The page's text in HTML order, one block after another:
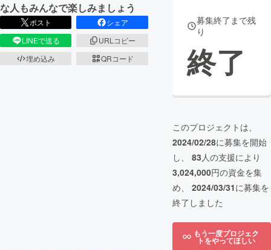
な人もみんなで楽しみましょう
ポスト
シェア
LINEで送る
URLコピー
埋め込み
QRコード
募集終了まで残
り
終了
このプロジェクトは、
2024/02/28に募集を開始
し、 83人の支援により
3,024,000円の資金を集
め、 2024/03/31に募集を
終了しました
もう一度プロジェク
トをやってほしい